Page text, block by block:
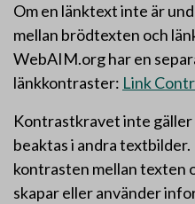
Om en länktext inte är
mellan brödtexten och
WebAIM.org har en
länkkontraster: Link
Kontrastkravet inte
beaktas i andra
kontrasten mellan texten
skapar eller använder